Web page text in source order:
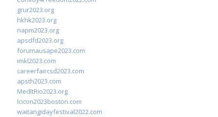
grur2023.org
hkhk2023.org
napm2023.org
apsdfd2023.org
forumausape2023.com
imkl2023.com
careerfaircsd2023.com
apsth2023.com
MedItRio2023.org
lcicon2023boston.com
waitangidayfestival2022.com